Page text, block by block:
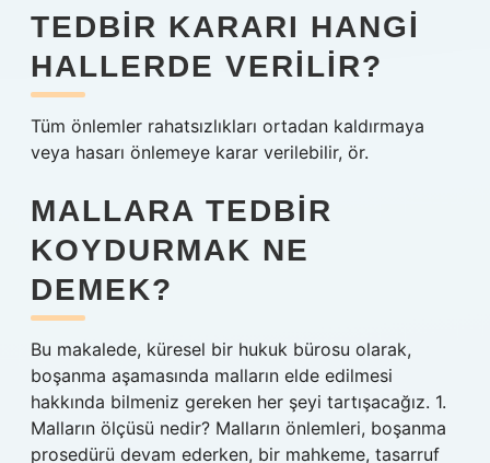
TEDBIR KARARI HANGI
HALLERDE VERILIR?
Tüm önlemler rahatsızlıkları ortadan kaldırmaya
veya hasarı önlemeye karar verilebilir, ör.
MALLARA TEDBIR
KOYDURMAK NE
DEMEK?
Bu makalede, küresel bir hukuk bürosu olarak,
boşanma aşamasında malların elde edilmesi
hakkında bilmeniz gereken her şeyi tartışacağız. 1.
Malların ölçüsü nedir? Malların önlemleri, boşanma
prosedürü devam ederken, bir mahkeme, tasarruf